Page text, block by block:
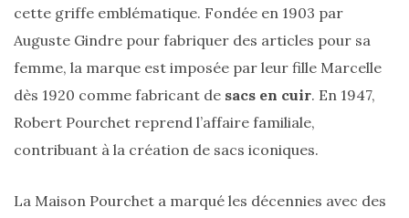
vegan
7
éco-
responsables
au
cuir
cette griffe emblématique. Fondée en 1903 par
Auguste Gindre pour fabriquer des articles pour sa
femme, la marque est imposée par leur fille Marcelle
dès 1920 comme fabricant de sacs en cuir. En 1947,
Robert Pourchet reprend l’affaire familiale,
contribuant à la création de sacs iconiques.
La Maison Pourchet a marqué les décennies avec des